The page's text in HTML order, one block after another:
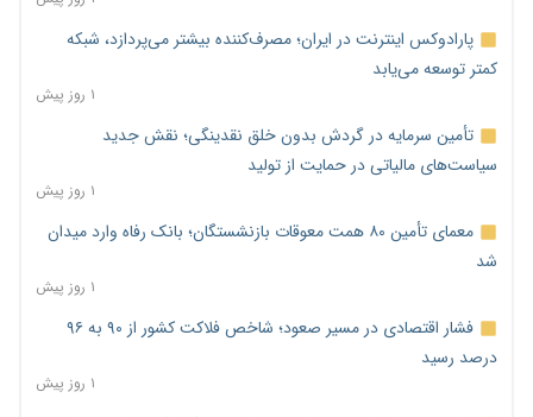
پارادوکس اینترنت در ایران؛ مصرف‌کننده بیشتر می‌پردازد، شبکه
کمتر توسعه می‌یابد
۱ روز پیش
تأمین سرمایه در گردش بدون خلق نقدینگی؛ نقش جدید
سیاست‌های مالیاتی در حمایت از تولید
۱ روز پیش
معمای تأمین ۸۰ همت معوقات بازنشستگان؛ بانک رفاه وارد میدان
شد
۱ روز پیش
فشار اقتصادی در مسیر صعود؛ شاخص فلاکت کشور از ۹۰ به ۹۶
درصد رسید
۱ روز پیش